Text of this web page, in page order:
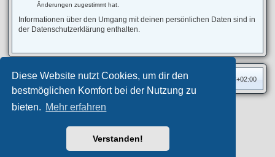
Diese Website nutzt Cookies, um dir den
bestmöglichen Komfort bei der Nutzung zu
bieten. Mehr erfahren
Verstanden!
Änderungen zugestimmt hat.
Informationen über den Umgang mit deinen persönlichen Daten sind in
der Datenschutzerklärung enthalten.
Foren-Übersicht Alle Zeiten sind UTC+02:00
Privates Forum ©